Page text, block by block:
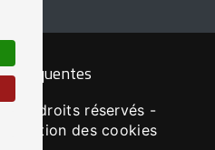
fréquentes
droits réservés -
Gestion des cookies